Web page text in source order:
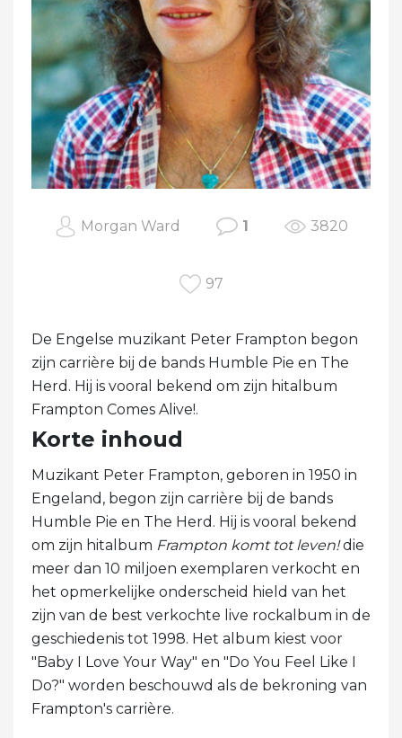
Morgan Ward 1 3820
97
De Engelse muzikant Peter Frampton begon
zijn carrière bij de bands Humble Pie en The
Herd. Hij is vooral bekend om zijn hitalbum
Frampton Comes Alive!.
Korte inhoud
Muzikant Peter Frampton, geboren in 1950 in
Engeland, begon zijn carrière bij de bands
Humble Pie en The Herd. Hij is vooral bekend
om zijn hitalbum Frampton komt tot leven!die
meer dan 10 miljoen exemplaren verkocht en
het opmerkelijke onderscheid hield van het
zijn van de best verkochte live rockalbum in de
geschiedenis tot 1998. Het album kiest voor
"Baby I Love Your Way" en "Do You Feel Like I
Do?" worden beschouwd als de bekroning van
Frampton's carrière.